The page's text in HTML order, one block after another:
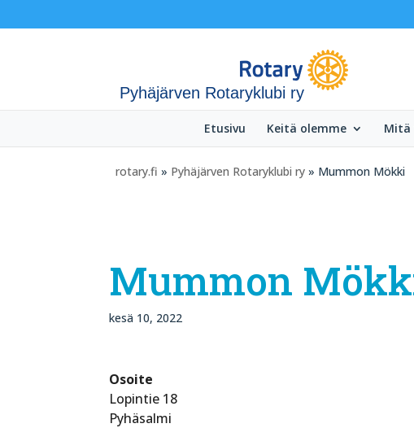
Pyhäjärven Rotaryklubi ry
Etusivu Keitä olemme Mitä
rotary.fi » Pyhäjärven Rotaryklubi ry » Mummon Mökki
Mummon
kesä 10, 2022
Osoite
Lopintie 18
Pyhäsalmi